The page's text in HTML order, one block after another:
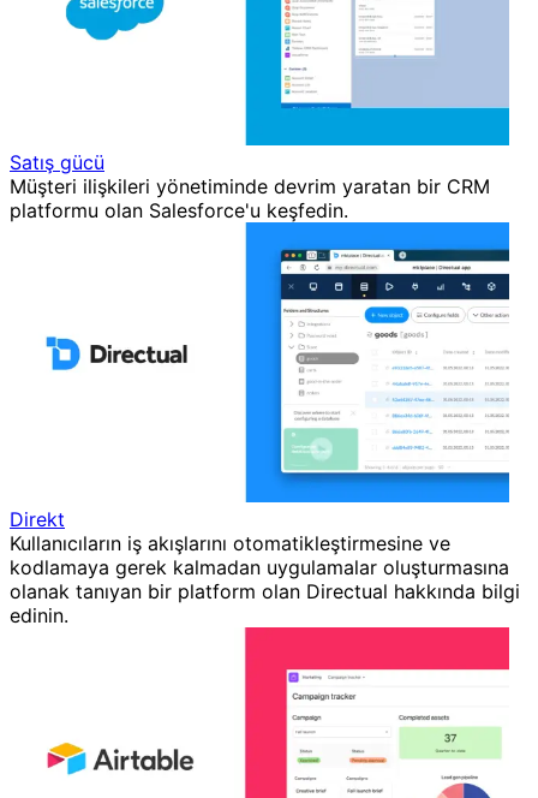
Satış gücü
Müşteri ilişkileri yönetiminde devrim yaratan bir CRM
platformu olan Salesforce'u keşfedin.
Direkt
Kullanıcıların iş akışlarını otomatikleştirmesine ve
kodlamaya gerek kalmadan uygulamalar oluşturmasına
olanak tanıyan bir platform olan Directual hakkında bilgi
edinin.